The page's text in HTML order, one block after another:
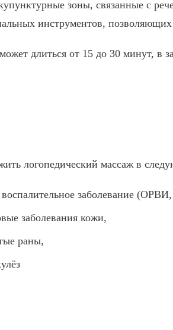
зоны, связанные с
инструментов,
длиться от 15 до 30 минут, в
логопедический массаж в
заболевание
заболевания кожи,
раны,